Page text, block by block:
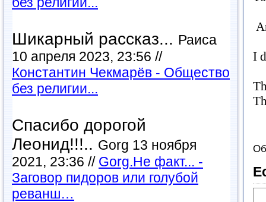
Шикарный рассказ... Раиса
10 апреля 2023, 23:56 //
Константин Чекмарёв - Общество
без религии...
Спасибо дорогой
Леонид!!!.. Gorg 13 ноября
2021, 23:36 // Gorg.Не факт... -
Заговор пидоров или голубой
реванш…
I